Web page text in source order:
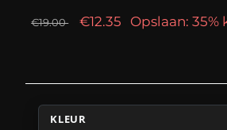
€19.00 €12.35 Opslaan: 35%
KLEUR